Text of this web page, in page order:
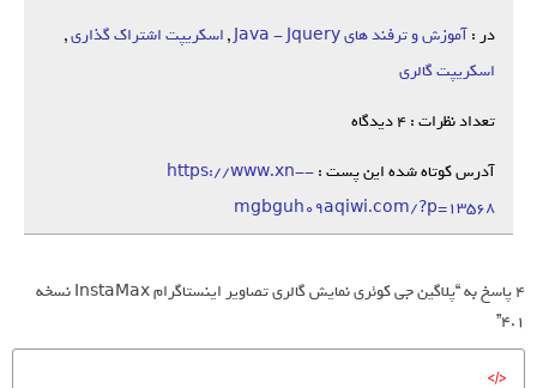
در :آموزش و ترفند های Java - Jquery ,اسکریپت اشتراک گذاری,
اسکریپت گالری
تعداد نظرات : 4 دیدگاه
آدرس کوتاه شده این پست :https://www.xn--
mgbguh09aqiwi.com/?p=13568
4 پاسخ به “پلاگین جی کوئری نمایش گالری تصاویر اینستاگرام InstaMax نسخه
4.1”